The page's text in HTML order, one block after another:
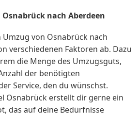
Osnabrück nach Aberdeen
von Osnabrück nach
verschiedenen Faktoren ab. Dazu
die Menge des Umzugsguts,
der benötigten
Service, den du wünschst.
Osnabrück erstellt dir gerne ein
das auf deine Bedürfnisse